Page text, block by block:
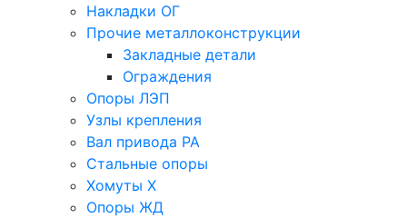
Накладки ОГ
Прочие металлоконструкции
Закладные детали
Ограждения
Опоры ЛЭП
Узлы крепления
Вал привода РА
Стальные опоры
Хомуты Х
Опоры ЖД